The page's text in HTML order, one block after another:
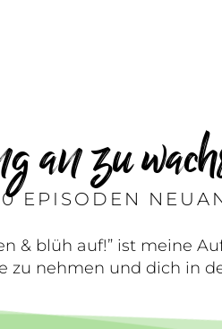
an zu
EPISODEN
& blüh auf!” ist meine
zu nehmen und dich in